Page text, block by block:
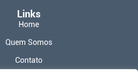
Links
Home
Quem Somos
Contato